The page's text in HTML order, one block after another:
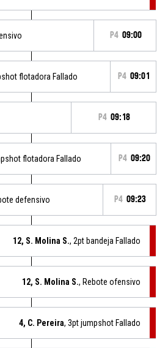
P4 09:00
flotadora Fallado P4 09:01
P4 09:18
flotadora Fallado P4 09:20
defensivo P4 09:23
12, S. Molina S., 2pt bandeja Fallado
12, S. Molina S., Rebote ofensivo
4, C. Pereira, 3pt jumpshot Fallado